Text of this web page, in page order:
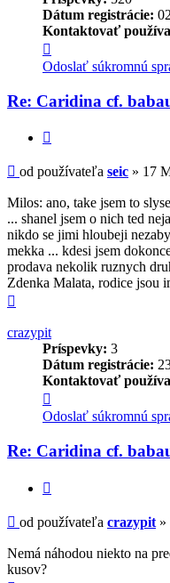
Dátum registrácie:
Kontaktovať
informácie
používateľa
seic
Odoslať súkromnú
Re: Caridina cf.
Príspevok
od používateľa seic » 17
Milos: ano, take jsem to
... shanel jsem o nich ted
nikdo se jimi hloubeji
mekka ... kdesi jsem
prodava nekolik ruznych
Zdenka Malata, rodice jsou
crazypit
Príspevky: 3
Dátum registrácie:
Kontaktovať
informácie
používateľa
crazypit
Odoslať súkromnú
Re: Caridina cf.
Príspevok
od používateľa crazypit »
Nemá náhodou niekto na
kusov?